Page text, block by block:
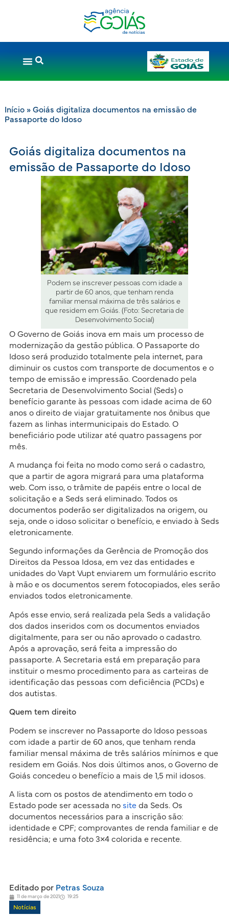
Início» Goiás digitaliza documentos na emissão de
Passaporte do Idoso
Goiás digitaliza documentos na
emissão de Passaporte do Idoso
Podem se inscrever pessoas com idade a
partir de 60 anos, que tenham renda
familiar mensal máxima de três salários e
que residem em Goiás. (Foto: Secretaria de
Desenvolvimento Social)
O Governo de Goiás inova em mais um processo de
modernização da gestão pública. O Passaporte do
Idoso será produzido totalmente pela internet, para
diminuir os custos com transporte de documentos e o
tempo de emissão e impressão. Coordenado pela
Secretaria de Desenvolvimento Social (Seds) o
benefício garante às pessoas com idade acima de 60
anos o direito de viajar gratuitamente nos ônibus que
fazem as linhas intermunicipais do Estado. O
beneficiário pode utilizar até quatro passagens por
mês.
A mudança foi feita no modo como será o cadastro,
que a partir de agora migrará para uma plataforma
web. Com isso, o trâmite de papéis entre o local de
solicitação e a Seds será eliminado. Todos os
documentos poderão ser digitalizados na origem, ou
seja, onde o idoso solicitar o benefício, e enviado à Seds
eletronicamente.
Segundo informações da Gerência de Promoção dos
Direitos da Pessoa Idosa, em vez das entidades e
unidades do Vapt Vupt enviarem um formulário escrito
à mão e os documentos serem fotocopiados, eles serão
enviados todos eletronicamente.
Após esse envio, será realizada pela Seds a validação
dos dados inseridos com os documentos enviados
digitalmente, para ser ou não aprovado o cadastro.
Após a aprovação, será feita a impressão do
passaporte. A Secretaria está em preparação para
instituir o mesmo procedimento para as carteiras de
identificação das pessoas com deficiência (PCDs) e
dos autistas.
Quem tem direito
Podem se inscrever no Passaporte do Idoso pessoas
com idade a partir de 60 anos, que tenham renda
familiar mensal máxima de três salários mínimos e que
residem em Goiás. Nos dois últimos anos, o Governo de
Goiás concedeu o benefício a mais de 1,5 mil idosos.
A lista com os postos de atendimento em todo o
Estado pode ser acessada no siteda Seds. Os
documentos necessários para a inscrição são:
identidade e CPF; comprovantes de renda familiar e de
residência; e uma foto 3×4 colorida e recente.
Editado porPetras Souza
11 de março de 2021 19:25
Notícias